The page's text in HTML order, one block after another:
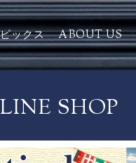
ックス ABOUT US
SHOP